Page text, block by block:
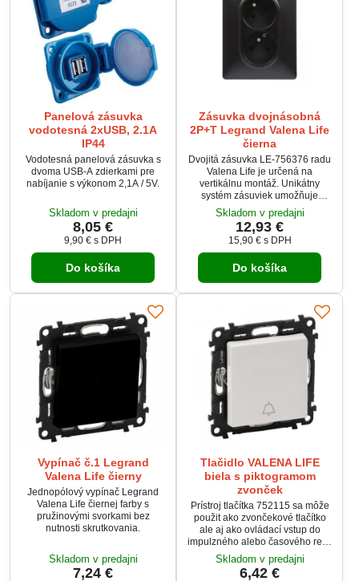
Panelová zásuvka
vodotesná 2xUSB, 2.1A
IP44
Vodotesná panelová zásuvka s
dvoma USB-A zdierkami pre
nabíjanie s výkonom 2,1A / 5V.
Skladom v predajni
8,05 €
9,90 € s DPH
Do košíka
Zásuvka dvojnásobná
2P+T Legrand Valena Life
čierna
Dvojitá zásuvka LE-756376 radu
Valena Life je určená na
vertikálnu montáž. Unikátny
systém zásuviek umožňuje
ušetriť miesto a zmierniť riziko
poškodenia káblov s uhlovou
zástrčkou.
Skladom v predajni
12,93 €
15,90 € s DPH
Do košíka
Vypínač č.1 Legrand
Valena Life čierny
Jednopólový vypínač Legrand
Valena Life čiernej farby s
pružinovými svorkami bez
nutnosti skrutkovania.
Skladom v predajni
7,24 €
Tlačidlo VALENA LIFE
biela s piktogramom
zvonček
Prístroj tlačítka 752115 sa môže
použit ako zvončekové tlačítko
ale aj ako ovládací vstup do
impulzného alebo časového relé,
do elektroniky ventilátora,
prípadne do systému
inteligentnej inštalácie. Prístroj
Skladom v predajni
6,42 €